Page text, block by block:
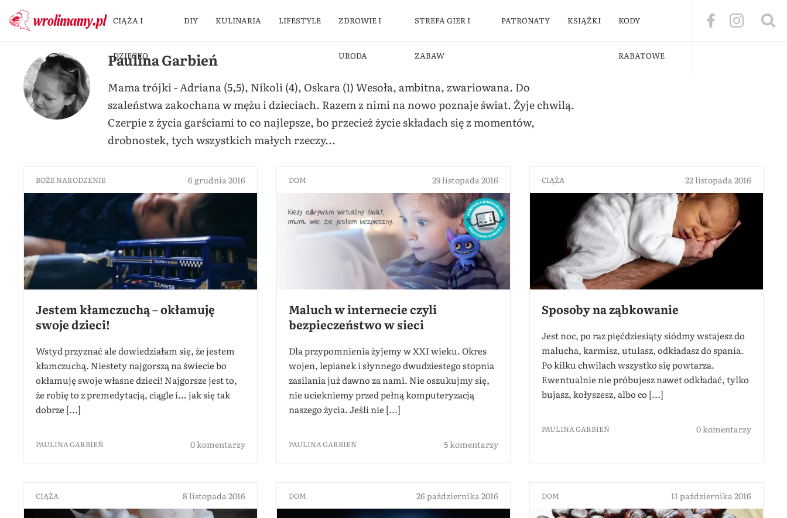
CIĄŻA I
DZIECKO
DIY KULINARIA LIFESTYLE ZDROWIE I
URODA
STREFA GIER I
ZABAW
PATRONATY KSIĄŻKI KODY
RABATOWE
Paulina Garbień
Mama trójki - Adriana (5,5), Nikoli (4), Oskara (1) Wesoła, ambitna, zwariowana. Do
szaleństwa zakochana w mężu i dzieciach. Razem z nimi na nowo poznaje świat. Żyje chwilą.
Czerpie z życia garściami to co najlepsze, bo przecież życie składach się z momentów,
drobnostek, tych wszystkich małych rzeczy...
BOŻE NARODZENIE 6 grudnia 2016
Jestem kłamczuchą – okłamuję
swoje dzieci!
Wstyd przyznać ale dowiedziałam się, że jestem
kłamczuchą. Niestety najgorszą na świecie bo
okłamuję swoje własne dzieci! Najgorsze jest to,
że robię to z premedytacją, ciągle i… jak się tak
dobrze [...]
PAULINA GARBIEŃ 0 komentarzy
DOM 29 listopada 2016
Maluch w internecie czyli
bezpieczeństwo w sieci
Dla przypomnienia żyjemy w XXI wieku. Okres
wojen, lepianek i słynnego dwudziestego stopnia
zasilania już dawno za nami. Nie oszukujmy się,
nie uciekniemy przed pełną komputeryzacją
naszego życia. Jeśli nie [...]
PAULINA GARBIEŃ 5 komentarzy
CIĄŻA 22 listopada 2016
Sposoby na ząbkowanie
Jest noc, po raz pięćdziesiąty siódmy wstajesz do
malucha, karmisz, utulasz, odkładasz do spania.
Po kilku chwilach wszystko się powtarza.
Ewentualnie nie próbujesz nawet odkładać, tylko
bujasz, kołyszesz, albo co [...]
PAULINA GARBIEŃ 0 komentarzy
CIĄŻA 8 listopada 2016 DOM 26 października 2016 DOM 11 października 2016